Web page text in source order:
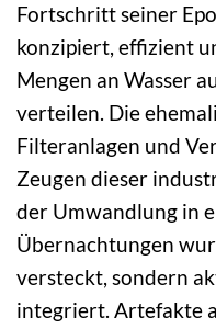
Fortschritt seiner
konzipiert, effizient
Mengen an Wasser
verteilen. Die
Filteranlagen und
Zeugen dieser
der Umwandlung in
Übernachtungen
versteckt, sondern
integriert. Artefakte